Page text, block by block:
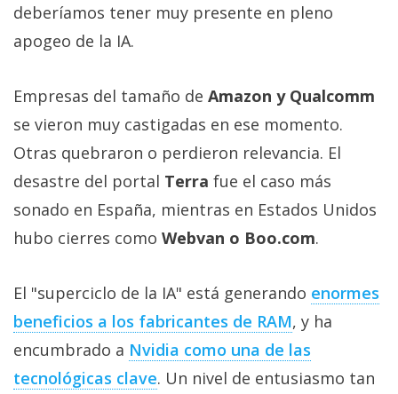
deberíamos tener muy presente en pleno
apogeo de la IA.
Empresas del tamaño de Amazon y Qualcomm
se vieron muy castigadas en ese momento.
Otras quebraron o perdieron relevancia. El
desastre del portal Terra fue el caso más
sonado en España, mientras en Estados Unidos
hubo cierres como Webvan o Boo.com.
El "superciclo de la IA" está generando enormes
beneficios a los fabricantes de RAM‎, y ha
encumbrado a Nvidia como una de las
tecnológicas clave‎. Un nivel de entusiasmo tan